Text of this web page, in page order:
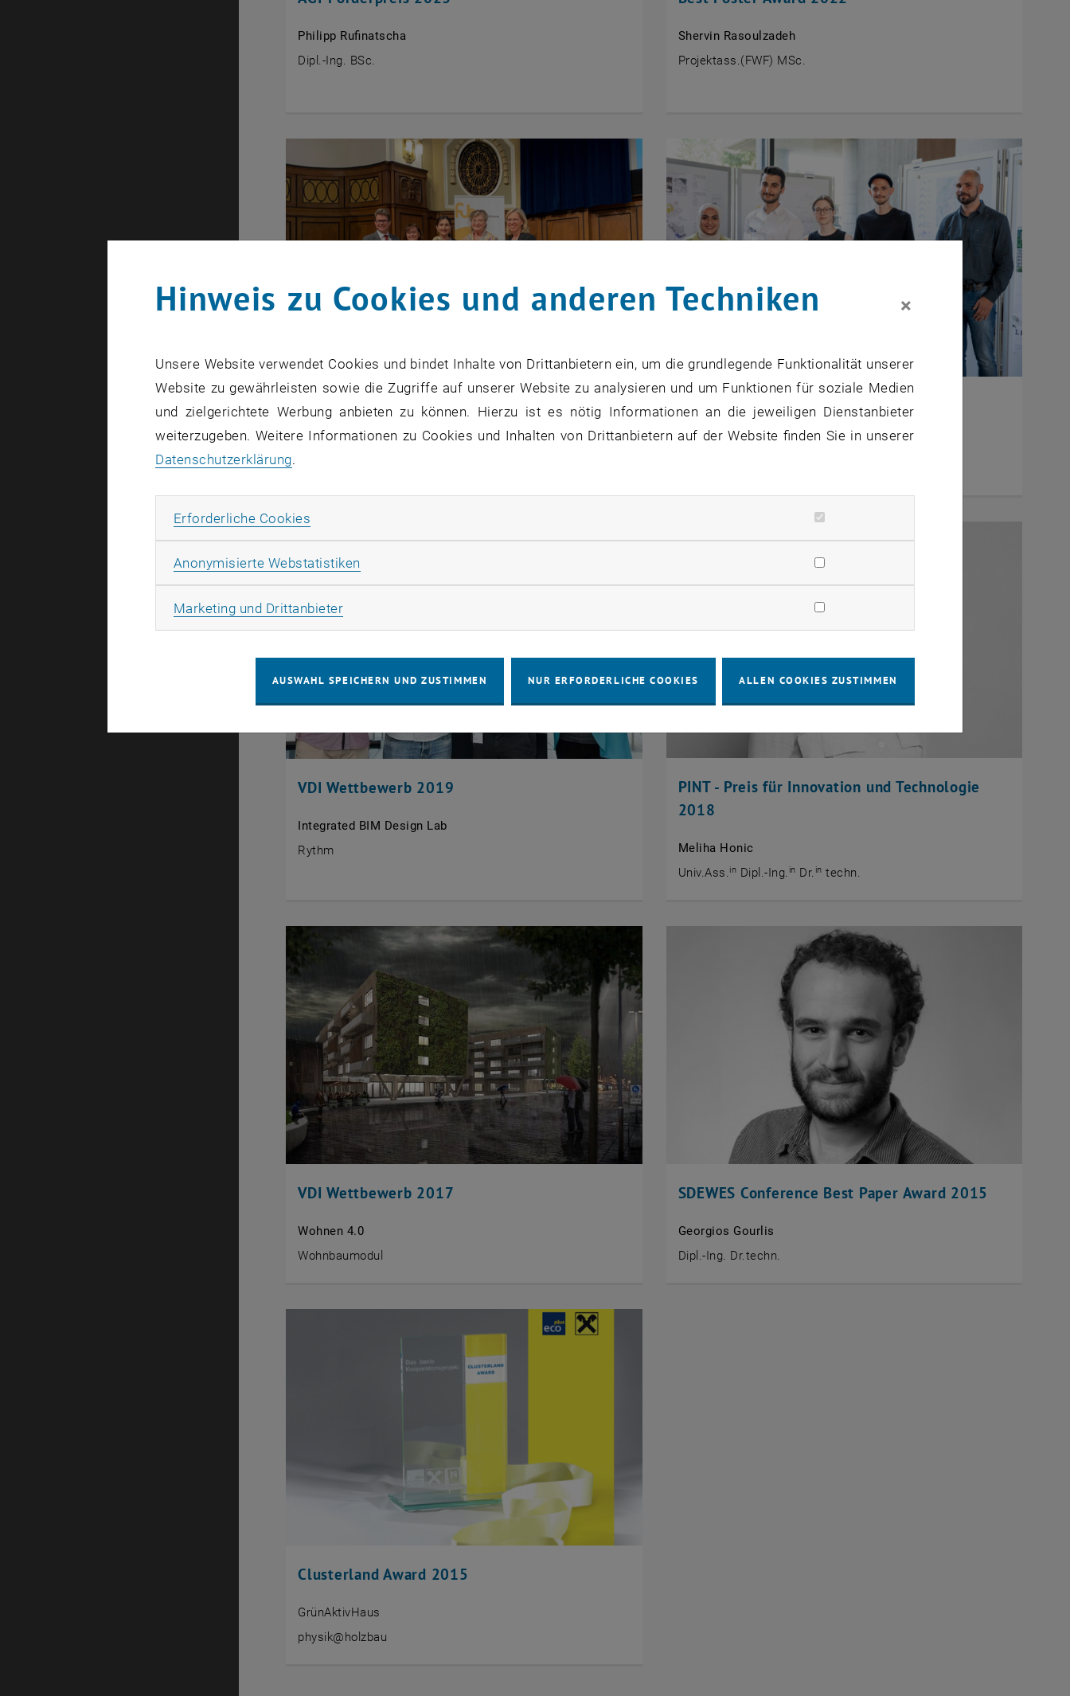
Philipp Rufinatscha
Dipl.-Ing. BSc.
Shervin Rasoulzadeh
Projektass.(FWF) MSc.
Sustainability Award 2022
Azra Korjenic
VDI Wettbewerb 2021-22
Integrated BIM Design Lab
VDI Wettbewerb 2019
Integrated BIM Design Lab
Rythm
PINT - Preis für Innovation und Technologie
2018
Meliha Honic
Univ.Ass.in Dipl.-Ing. in Dr. in techn.
VDI Wettbewerb 2017
Wohnen 4.0
Wohnbaumodul
SDEWES Conference Best Paper Award 2015
Georgios Gourlis
Dipl.-Ing. Dr.techn.
Clusterland Award 2015
GrünAktivHaus
physik@holzbau
Hinweis zu Cookies und anderen Techniken ×
Unsere Website verwendet Cookies und bindet Inhalte von Drittanbietern ein, um die grundlegende Funktionalität unserer
Website zu gewährleisten sowie die Zugriffe auf unserer Website zu analysieren und um Funktionen für soziale Medien
und zielgerichtete Werbung anbieten zu können. Hierzu ist es nötig Informationen an die jeweiligen Dienstanbieter
weiterzugeben. Weitere Informationen zu Cookies und Inhalten von Drittanbietern auf der Website finden Sie in unserer
Datenschutzerklärung.
Erforderliche Cookies
Anonymisierte Webstatistiken
Marketing und DrittanbieterMarketing Cookies zulassen
AUSWAHL SPEICHERN UND ZUSTIMMEN NUR ERFORDERLICHE COOKIES ALLEN COOKIES ZUSTIMMEN